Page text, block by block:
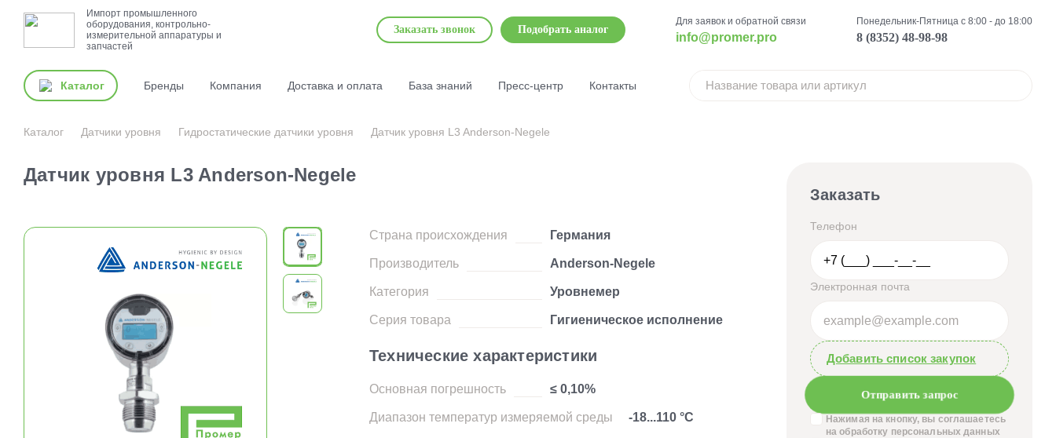
Импорт промышленного
оборудования, контрольно-
измерительной аппаратуры и
запчастей
Заказать звонок Подобрать аналог
Для заявок и обратной связи
info@promer.pro
Понедельник-Пятница с 8:00 - до 18:00
8 (8352) 48-98-98
Каталог Бренды Компания Доставка и оплата База знаний Пресс-центр Контакты
Каталог Датчики уровня Гидростатические датчики уровня Датчик уровня L3 Anderson-Negele
Датчик уровня L3 Anderson-Negele
Страна происхождения Германия
Производитель Anderson-Negele
Категория Уровнемер
Серия товара Гигиеническое исполнение
Технические характеристики
Основная погрешность ≤ 0,10%
Диапазон температур измеряемой среды -18...110 °C
Заказать
Телефон
Электронная почта
Добавить список закупок
Отправить запрос
Нажимая на кнопку, вы соглашаетесь
на обработку персональных данных